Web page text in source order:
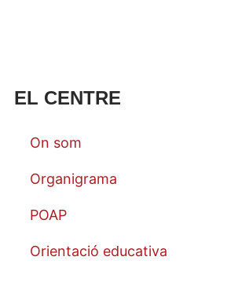
EL CENTRE
On som
Organigrama
POAP
Orientació educativa